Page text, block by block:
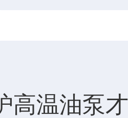
高温油泵